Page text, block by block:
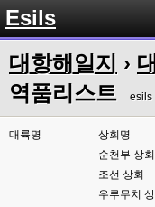
Esils
대항해일지 ›
역품리스트
esils
대륙명 상회명
순천부 상회
조선 상회
우루무치 상
esils
esils
생각나는것중에 편의성좀
고게임77
맞아요. 저도 실시간체팅 쓰
되서ㅎ-ㅎ 이건 나름대로 실